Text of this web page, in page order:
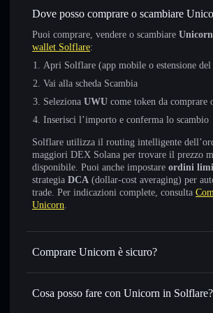
Dove posso comprare o scambiare
Puoi comprare, vendere o scambiare Unicorn
wallet Solflare:
Apri Solflare (app mobile o estensione del
Vai alla scheda Scambia
Seleziona UWU come token da comprare
Inserisci l’importo e conferma lo scambio
Solflare utilizza il routing intelligente
maggiori DEX Solana per trovare il prezzo
disponibile. Puoi anche impostare ordini
strategia DCA (dollar-cost averaging) per
trade. Per indicazioni complete, consulta
Unicorn.
Comprare Unicorn è sicuro?
Unicorn token verificato
Cosa posso fare con Unicorn in Solflare?